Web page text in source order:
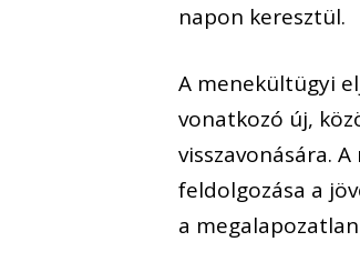
napon keresztül.
A menekültügyi
vonatkozó új,
visszavonására.
feldolgozása a
a